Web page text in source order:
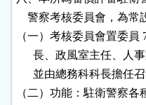
警察考核委員會，為
（一）考核委員會置委
長、政風室主任、
並由總務科科長擔任
（二）功能：駐衛警察